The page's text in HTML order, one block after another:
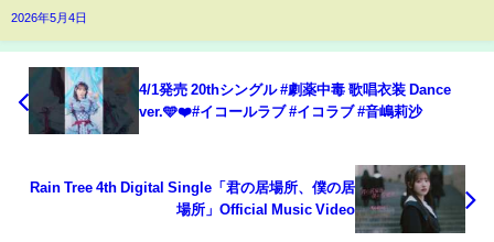
2026年5月4日
4/1発売 20thシングル #劇薬中毒 歌唱衣装 Dance
ver.🩵❤️#イコールラブ #イコラブ #音嶋莉沙
Rain Tree 4th Digital Single「君の居場所、僕の居
場所」Official Music Video